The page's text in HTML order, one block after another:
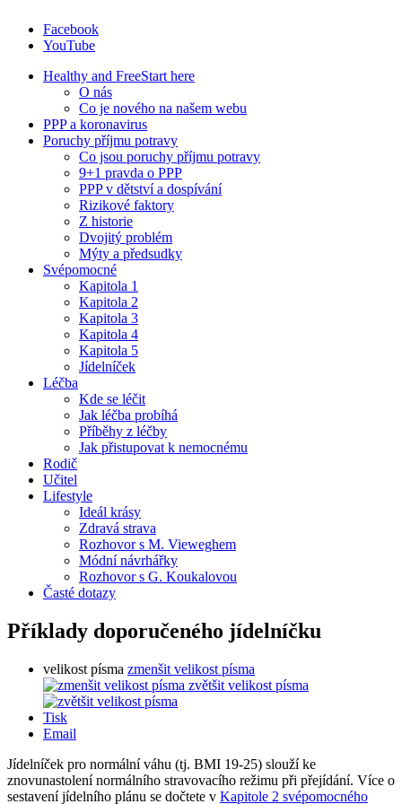
Facebook
YouTube
Healthy and FreeStart here
O nás
Co je nového na našem webu
PPP a koronavirus
Poruchy příjmu potravy
Co jsou poruchy příjmu potravy
9+1 pravda o PPP
PPP v dětství a dospívání
Rizikové faktory
Z historie
Dvojitý problém
Mýty a předsudky
Svépomocné
Kapitola 1
Kapitola 2
Kapitola 3
Kapitola 4
Kapitola 5
Jídelníček
Léčba
Kde se léčit
Jak léčba probíhá
Příběhy z léčby
Jak přistupovat k nemocnému
Rodič
Učitel
Lifestyle
Ideál krásy
Zdravá strava
Rozhovor s M. Vieweghem
Módní návrhářky
Rozhovor s G. Koukalovou
Časté dotazy
Příklady doporučeného jídelníčku
velikost písma zmenšit velikost písma
zvětšit velikost písma
Tisk
Email
Jídelníček pro normální váhu (tj. BMI 19-25) slouží ke
znovunastolení normálního stravovacího režimu při přejídání. Více o
sestavení jídelního plánu se dočtete v Kapitole 2 svépomocného